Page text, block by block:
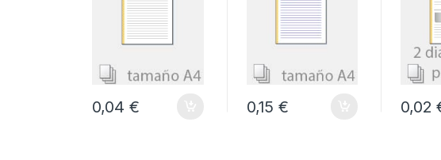
0,04 € 0,15 € 0,02